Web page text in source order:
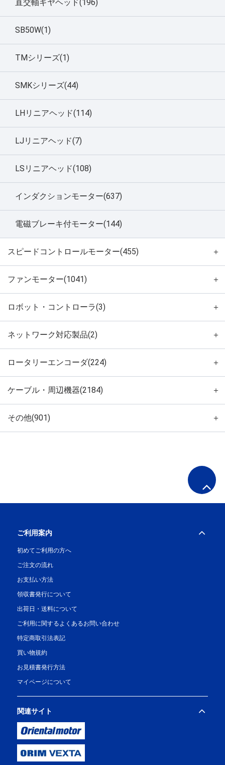
直交軸ギヤヘッド(196)
SB50W(1)
TMシリーズ(1)
SMKシリーズ(44)
LHリニアヘッド(114)
LJリニアヘッド(7)
LSリニアヘッド(108)
インダクションモーター(637)
電磁ブレーキ付モーター(144)
スピードコントロールモーター(455) ＋
ファンモーター(1041) ＋
ロボット・コントローラ(3) ＋
ネットワーク対応製品(2) ＋
ロータリーエンコーダ(224) ＋
ケーブル・周辺機器(2184) ＋
その他(901) ＋
ご利用案内
初めてご利用の方へ
ご注文の流れ
お支払い方法
領収書発行について
出荷日・送料について
ご利用に関するよくあるお問い合わせ
特定商取引法表記
買い物規約
お見積書発行方法
マイページについて
関連サイト